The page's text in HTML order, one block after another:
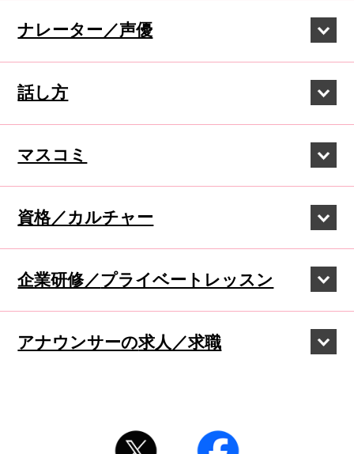
ナレーター／声優
話し方
マスコミ
資格／カルチャー
企業研修／プライベートレッスン
アナウンサーの求人／求職